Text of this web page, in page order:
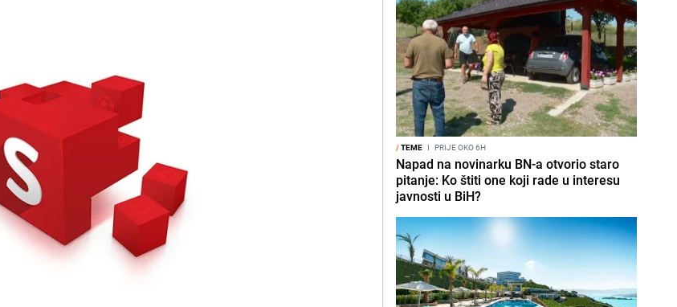
/TEME I PRIJE OKO 6H
Napad na novinarku BN-a otvorio staro
pitanje: Ko štiti one koji rade u interesu
javnosti u BiH?